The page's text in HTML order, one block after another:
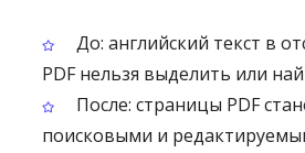
До: английский текст в
PDF нельзя выделить или
После: страницы PDF
поисковыми и